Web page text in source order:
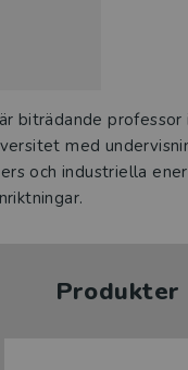
biträdande
med
och industriella
Produkter